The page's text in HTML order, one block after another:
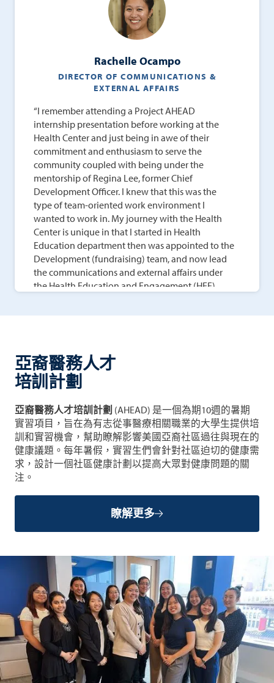
Rachelle Ocampo
DIRECTOR OF COMMUNICATIONS &
EXTERNAL AFFAIRS
“I remember attending a Project AHEAD
internship presentation before working at the
Health Center and just being in awe of their
commitment and enthusiasm to serve the
community coupled with being under the
mentorship of Regina Lee, former Chief
Development Officer. I knew that this was the
type of team-oriented work environment I
wanted to work in. My journey with the Health
Center is unique in that I started in Health
Education department then was appointed to the
Development (fundraising) team, and now lead
the communications and external affairs under
the Health Education and Engagement (HEE)
and provide the highest quality, culturally
responsive health education for the community. I
am thankful every day for their collaborative,
mission-driven spirit. Another great perk working
here is that my family and I are also CBWCHC
patients and am treated by people I know and
trust. I feel like they truly care about my and my
family’s well-being.”
亞裔醫務人才
培訓計劃
亞裔醫務人才培訓計劃 (AHEAD) 是一個為期10週的暑期
實習項目，旨在為有志從事醫療相關職業的大學生提供培
訓和實習機會，幫助瞭解影響美國亞裔社區過往與現在的
健康議題。每年暑假，實習生們會針對社區迫切的健康需
求，設計一個社區健康計劃以提高大眾對健康問題的關
注。
瞭解更多